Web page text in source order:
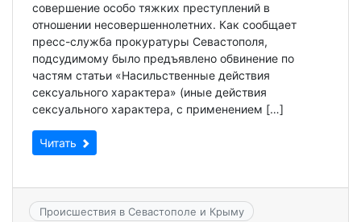
совершение особо тяжких преступлений в
отношении несовершеннолетних. Как сообщает
пресс-служба прокуратуры Севастополя,
подсудимому было предъявлено обвинение по
частям статьи «Насильственные действия
сексуального характера» (иные действия
сексуального характера, с применением […]
Читать
Происшествия в Севастополе и Крыму